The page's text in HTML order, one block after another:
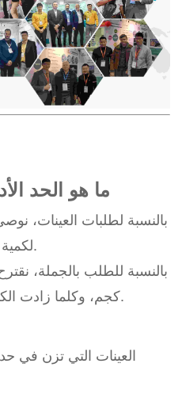
1. ما هو الحد
لكمية الطلب لضمان صحة الاختبار.
كجم، وكلما زادت الكمية، انخفضت تكلفة الشحن.